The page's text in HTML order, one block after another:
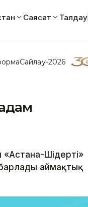
Саясат Талдау
Сайлау-2026
Шідерті»
аймақтық